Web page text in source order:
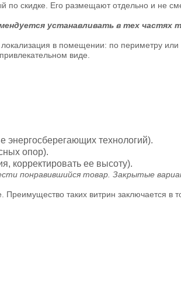
по скидке. Его размещают отдельно и не
устанавливать в тех частях
в помещении: по периметру или
виде.
энергосберегающих технологий).
опор).
корректировать ее высоту).
понравившийся товар. Закрытые
таких витрин заключается